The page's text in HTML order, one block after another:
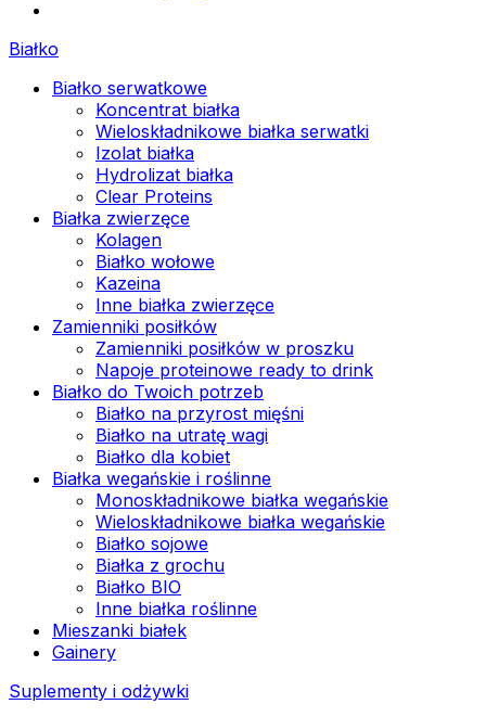
Białko
Białko serwatkowe
Koncentrat białka
Wieloskładnikowe białka serwatki
Izolat białka
Hydrolizat białka
Clear Proteins
Białka zwierzęce
Kolagen
Białko wołowe
Kazeina
Inne białka zwierzęce
Zamienniki posiłków
Zamienniki posiłków w proszku
Napoje proteinowe ready to drink
Białko do Twoich potrzeb
Białko na przyrost mięśni
Białko na utratę wagi
Białko dla kobiet
Białka wegańskie i roślinne
Monoskładnikowe białka wegańskie
Wieloskładnikowe białka wegańskie
Białko sojowe
Białka z grochu
Białko BIO
Inne białka roślinne
Mieszanki białek
Gainery
Suplementy i odżywki